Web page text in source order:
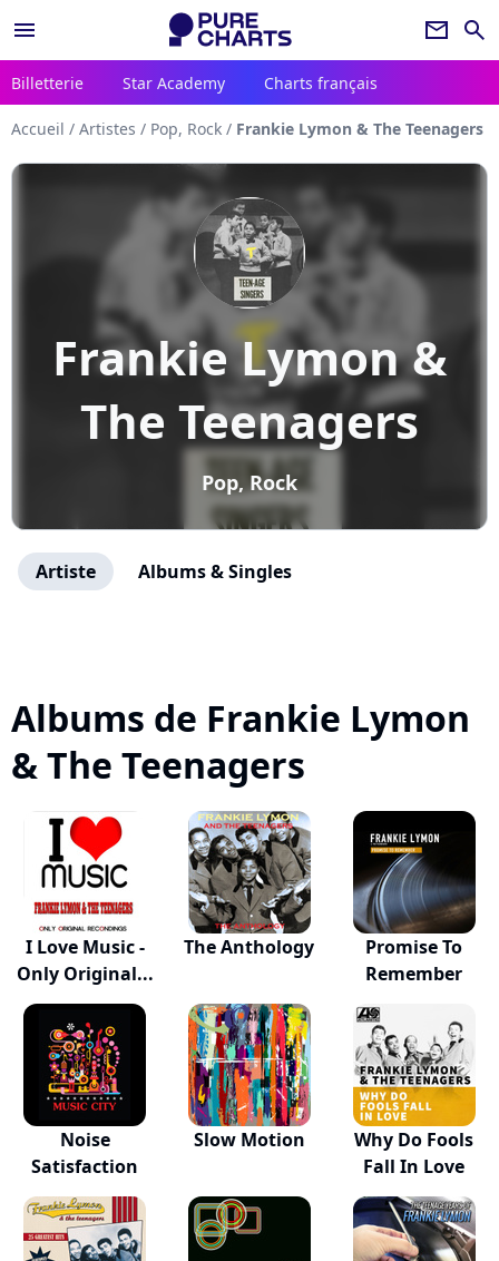
menu newsletter search
Billetterie Star Academy Charts français
Accueil / Artistes / Pop, Rock / Frankie Lymon & The Teenagers
Frankie Lymon &
The Teenagers
Pop, Rock
Artiste Albums & Singles
Albums de Frankie Lymon
& The Teenagers
I Love Music -
Only Original...
The Anthology
Promise To
Remember
Noise
Satisfaction
Slow Motion
Why Do Fools
Fall In Love